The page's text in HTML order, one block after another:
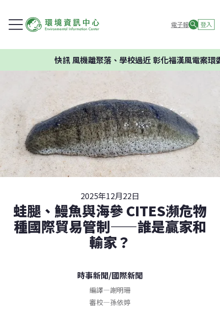
電子報 登入
風機離聚落、學校過近 彰化福漢風電案環委建議
2025年12月22日
蛙腿、鰻魚與海參 CITES瀕危物
種國際貿易管制——誰是贏家和
輸家？
時事新聞/國際新聞
編譯—謝明珊
審校—孫依婷